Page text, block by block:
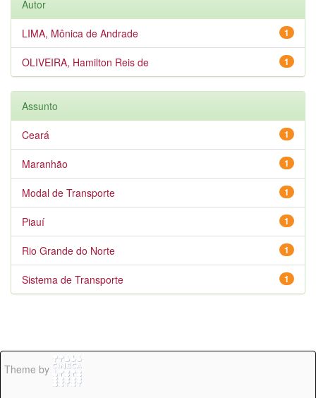
Autor
1
LIMA, Mônica de Andrade
1
OLIVEIRA, Hamilton Reis de
Assunto
1
Ceará
1
Maranhão
1
Modal de Transporte
1
Piauí
1
Rio Grande do Norte
1
Sistema de Transporte
Theme by